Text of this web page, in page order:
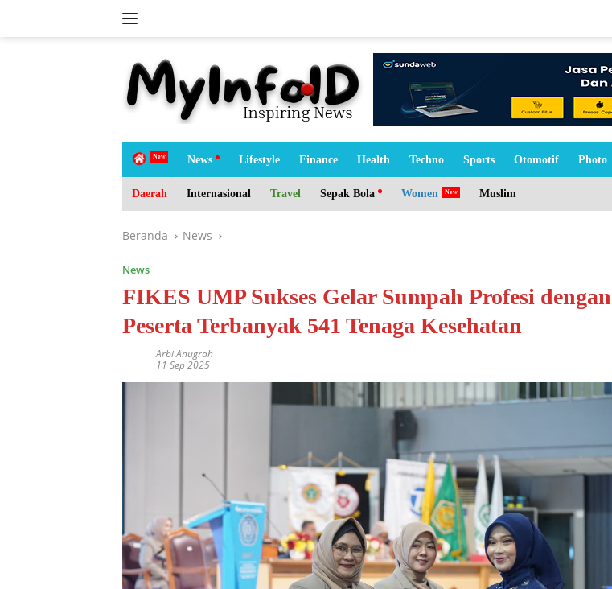
H
e
News Lifestyle Finance Health Techno Sports Otomotif Photo
Daerah Internasional Travel Sepak Bola Women Muslim
Beranda News
News
FIKES UMP Sukses Gelar Sumpah Profesi dengan
Peserta Terbanyak 541 Tenaga Kesehatan
Arbi Anugrah
11 Sep 2025